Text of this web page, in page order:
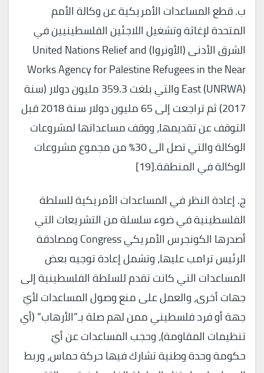
ب. قطع المساعدات الأمريكية عن وكالة الأمم
المتحدة لإغاثة وتشغيل اللاجئين الفلسطينيين في
الشرق الأدنى (الأونروا) United Nations Relief and
Works Agency for Palestine Refugees in the Near
East (UNRWA) والتي بلغت 359.3 مليون دولار (سنة
2017) ثم تراجعت إلى 65 مليون دولار سنة 2018 قبل
التوقف عن تقديمها، ووقف مساعداتها لمشروعات
الوكالة والتي تصل الى 30% من مجموع مشروعات
الوكالة في المنطقة.[19]
ج. إعادة النظر في المساعدات الأمريكية للسلطة
الفلسطينية في ضوء سلسلة من التشريعات التي
أصدرها الكونجرس الأمريكي Congress ومصادقة
الرئيس ترامب عليها، وتشمل إعادة توجيه بعض
المساعدات التي كانت تقدم للسلطة الفلسطينية إلى
جهات أخرى، والعمل على منع وصول المساعدات لأيّ
جهة أو فرد فلسطيني ممن لهم صلة بـ”الأرهاب” (أي
تنظيمات المقاومة)، وحجب المساعدات عن أيّ
حكومة وحدة وطنية تشارك فيها حركة حماس، وربط